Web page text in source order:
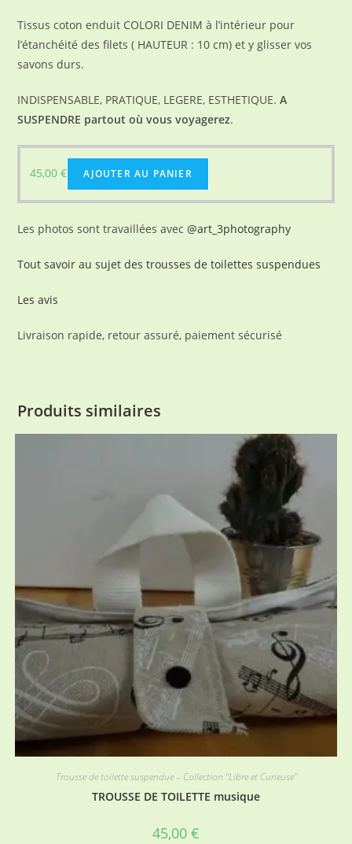
Tissus coton enduit COLORI DENIM à l’intérieur pour
l’étanchéité des filets ( HAUTEUR : 10 cm) et y glisser vos
savons durs.
INDISPENSABLE, PRATIQUE, LEGERE, ESTHETIQUE.A
SUSPENDRE partout où vous voyagerez.
45,00€ AJOUTER AU PANIER
Les photos sont travaillées avec@art_3photography
Tout savoir au sujet des trousses de toilettes suspendues
Les avis
Livraison rapide, retour assuré, paiement sécurisé
Produits similaires
Trousse de toilette suspendue – Collection “Libre et Curieuse”
TROUSSE DE TOILETTE musique
45,00 €